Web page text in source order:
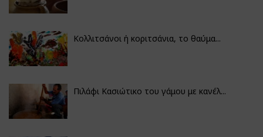
Κολλιτσάνοι ή κοριτσάνια, το θαύμα...
Πιλάφι Κασιώτικο του γάμου με κανέλ...